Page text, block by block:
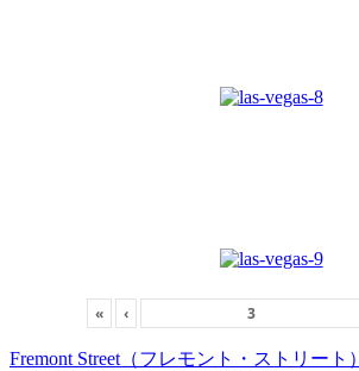
« ‹
Fremont Street（フレモント・ストリート）